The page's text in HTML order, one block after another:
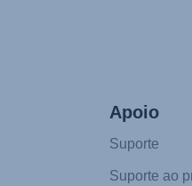
Apoio
Suporte
Suporte ao